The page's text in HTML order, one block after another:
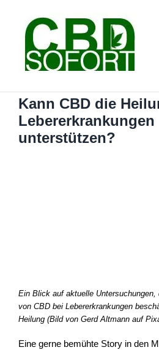
springen
Kann CBD die
Lebererkrankungen
unterstützen?
Ein Blick auf aktuelle
von CBD bei Lebererkrankungen
Heilung (Bild von Gerd Altmann auf
Eine gerne bemühte Story in den